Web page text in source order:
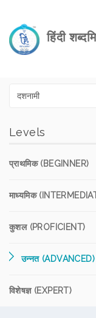
हिंदी
Levels
प्राथमिक (BEGINNER)
माध्यमिक
कुशल (PROFICIENT)
उन्नत (ADVANCED)
विशेषज्ञ (EXPERT)